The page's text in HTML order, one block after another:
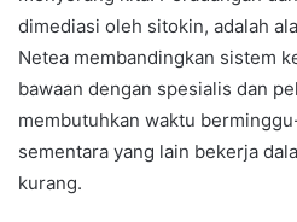
dimediasi oleh sitokin, adalah
Netea membandingkan sistem
bawaan dengan spesialis dan
membutuhkan waktu
sementara yang lain bekerja
kurang.